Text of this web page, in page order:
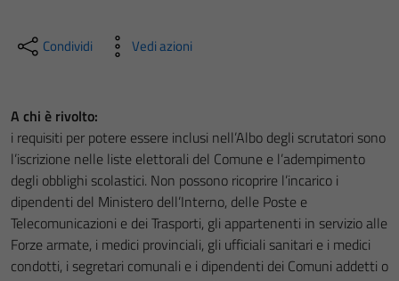
Condividi Vedi azioni
A chi è rivolto:
i requisiti per potere essere inclusi nell’Albo degli scrutatori sono
l’iscrizione nelle liste elettorali del Comune e l’adempimento
degli obblighi scolastici. Non possono ricoprire l’incarico i
dipendenti del Ministero dell’Interno, delle Poste e
Telecomunicazioni e dei Trasporti, gli appartenenti in servizio alle
Forze armate, i medici provinciali, gli ufficiali sanitari e i medici
condotti, i segretari comunali e i dipendenti dei Comuni addetti o